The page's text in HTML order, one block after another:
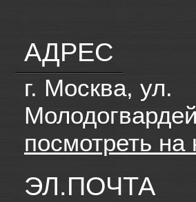
АДРЕС
г. Москва, ул.
посмотреть на
ЭЛ.ПОЧТА